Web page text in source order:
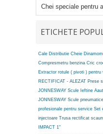
Chei speciale pentru
ETICHETE
Cale Distributie Cheie
Compresmetru benzina Cric
Extractor rotule ( pivoti ) pentru
RECTIFICAT - ALEZAT Prese
JONNESWAY Scule Ieftine
JONNESWAY Scule pneumatice
profesionale pentru service Set
injectoare Trusa rectificat
IMPACT 1"